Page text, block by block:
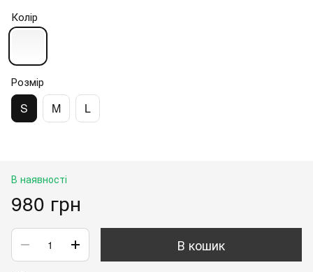
Колір
Розмір
S M L
В наявності
980 грн
В кошик